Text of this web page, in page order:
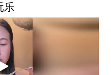
乐